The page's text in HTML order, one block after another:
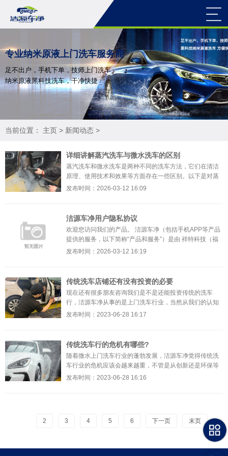
专业纳米原液上门洗车服务商
足不出户，手机下单，技师上门洗车
纳米原液黑科技洗车，干净快捷
当前位置： 主页 > 新闻动态 >
详细讲解蒸汽洗车与微水洗车的区别
蒸汽洗车和微水洗车是两种不同的洗车方法，它们在清洁
原理、使用技术和效果等方面存在一些区别。以下是对蒸
汽洗车和微水洗车的详细比较：清洁原理：蒸汽洗车：蒸
发布时间：2026-03-12 16:09
洁源车净用户隐私协议
欢迎您访问我们的产品。 洁源车净（包括手机APP等产品
提供的服务，以下简称“产品和服务”）是由 祥特科技（福
建）有限公司 （以下简称“我们”）开发并运营的。 确
发布时间：2026-03-12 16:19
传统洗车店铺还有没有投资的必要
现在还有很多朋友咨询我们是不是还能投资传统的洗车
行，洁源车净从事的是上门洗车行业，当然从我们的认知
是觉得没必须，但是如果您还是认准了传统的洗车方式，
发布时间：2023-06-28 16:17
传统洗车行的危机有哪些?
随着微水上门洗车行业的蓬勃发展，洁源车净觉得传统洗
车行业的危机应该会越来越重，不管是从创新还是环保等
多角度，都有一点的危机，今天我们就来详细探讨一下！
发布时间：2023-06-28 16:16
2 3 4 5 6 下一页 末页